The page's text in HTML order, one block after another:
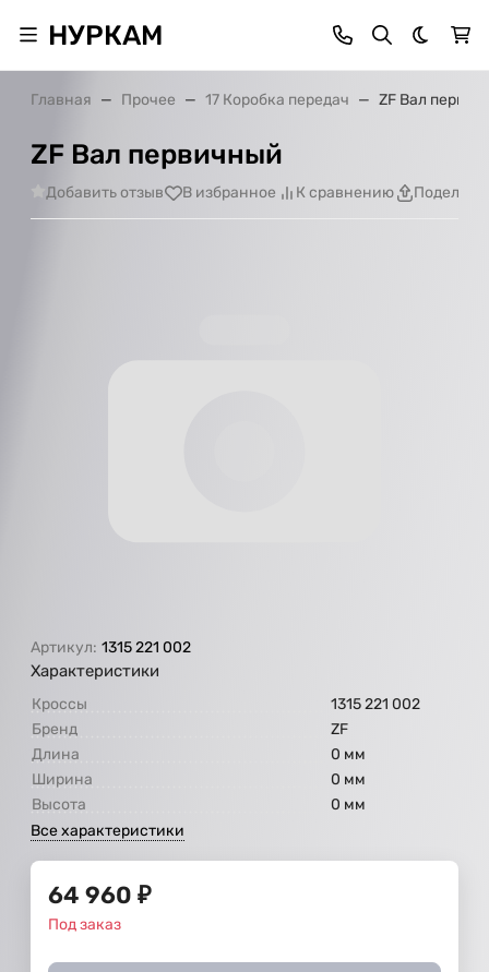
НУРКАМ Темная
Главная Прочее 17 Коробка передач ZF Вал
ZF Вал первичный
Добавить отзыв В избранное К сравнению
Артикул: 1315 221 002
Характеристики
Кроссы
1315 221 002
Бренд
ZF
Длина
0 мм
Ширина
0 мм
Высота
0 мм
Все характеристики
64 960 ₽
Под заказ